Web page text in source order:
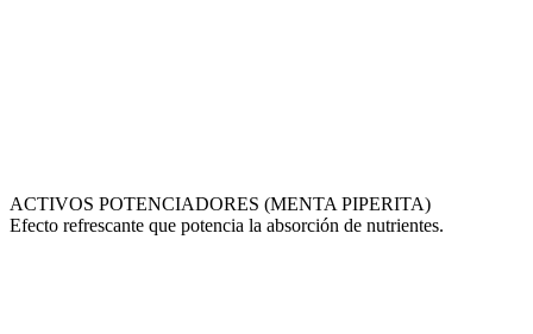
ACTIVOS POTENCIADORES (MENTA PIPERITA)
Efecto refrescante que potencia la absorción de nutrientes.